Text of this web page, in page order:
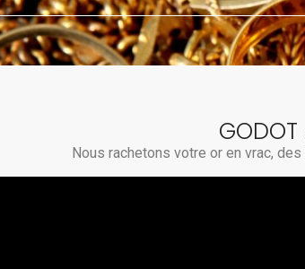
GODOT
Nous rachetons votre or en vrac,